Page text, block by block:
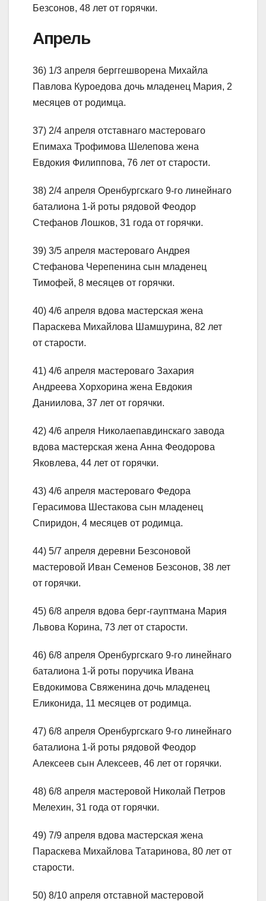
Безсонов, 48 лет от горячки.
Апрель
36) 1/3 апреля берггешворена Михайла
Павлова Куроедова дочь младенец Мария, 2
месяцев от родимца.
37) 2/4 апреля отставнаго мастероваго
Епимаха Трофимова Шелепова жена
Евдокия Филиппова, 76 лет от старости.
38) 2/4 апреля Оренбургскаго 9-го линейнаго
баталиона 1-й роты рядовой Феодор
Стефанов Лошков, 31 года от горячки.
39) 3/5 апреля мастероваго Андрея
Стефанова Черепенина сын младенец
Тимофей, 8 месяцев от горячки.
40) 4/6 апреля вдова мастерская жена
Параскева Михайлова Шамшурина, 82 лет
от старости.
41) 4/6 апреля мастероваго Захария
Андреева Хорхорина жена Евдокия
Даниилова, 37 лет от горячки.
42) 4/6 апреля Николаепавдинскаго завода
вдова мастерская жена Анна Феодорова
Яковлева, 44 лет от горячки.
43) 4/6 апреля мастероваго Федора
Герасимова Шестакова сын младенец
Спиридон, 4 месяцев от родимца.
44) 5/7 апреля деревни Безсоновой
мастеровой Иван Семенов Безсонов, 38 лет
от горячки.
45) 6/8 апреля вдова берг-гауптмана Мария
Львова Корина, 73 лет от старости.
46) 6/8 апреля Оренбургскаго 9-го линейнаго
баталиона 1-й роты поручика Ивана
Евдокимова Свяженина дочь младенец
Еликонида, 11 месяцев от родимца.
47) 6/8 апреля Оренбургскаго 9-го линейнаго
баталиона 1-й роты рядовой Феодор
Алексеев сын Алексеев, 46 лет от горячки.
48) 6/8 апреля мастеровой Николай Петров
Мелехин, 31 года от горячки.
49) 7/9 апреля вдова мастерская жена
Параскева Михайлова Татаринова, 80 лет от
старости.
50) 8/10 апреля отставной мастеровой